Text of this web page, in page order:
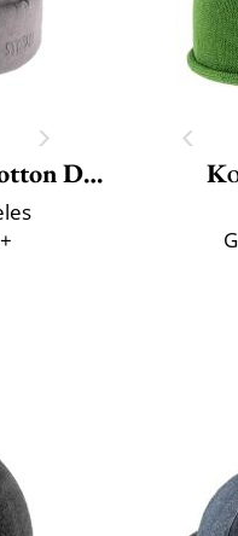
Docker